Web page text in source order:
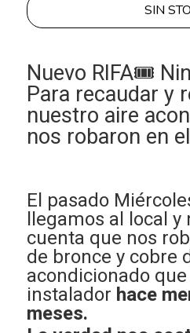
SIN
Nuevo RIFA🎟️
Para recaudar y
nuestro aire
nos robaron en
El pasado
llegamos al local y
cuenta que nos
de bronce y cobre
acondicionado
instalador hace
meses.